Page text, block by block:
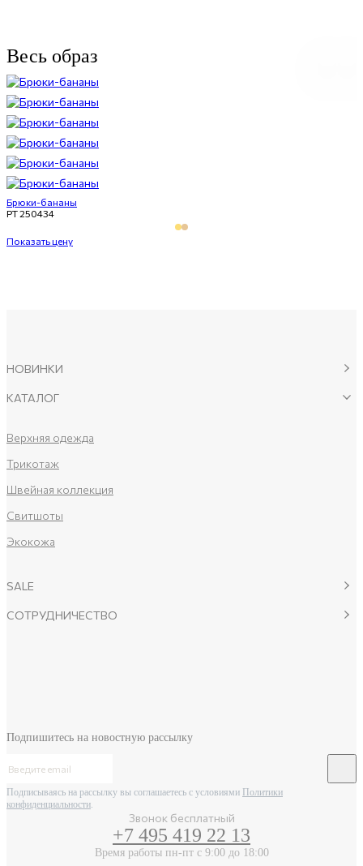
Весь образ
Брюки-бананы
PT 250434
Показать цену
НОВИНКИ
КАТАЛОГ
Верхняя одежда
Трикотаж
Швейная коллекция
Свитшоты
Экокожа
SALE
СОТРУДНИЧЕСТВО
Звонок бесплатный
+7 495 419 22 13
Время работы пн-пт с 9:00 до 18:00
Подпишитесь на новостную рассылку
Подписываясь на рассылку вы соглашаетесь с условиями Политики
конфиденциальности.